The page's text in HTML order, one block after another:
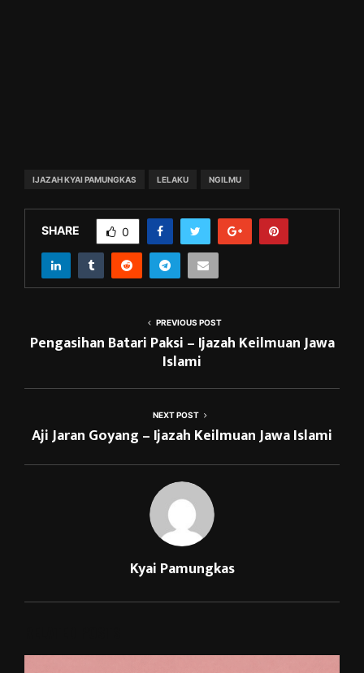
IJAZAH KYAI PAMUNGKAS LELAKU NGILMU
SHARE 0
PREVIOUS POST
Pengasihan Batari Paksi – Ijazah Keilmuan Jawa
Islami
NEXT POST
Aji Jaran Goyang – Ijazah Keilmuan Jawa Islami
Kyai Pamungkas